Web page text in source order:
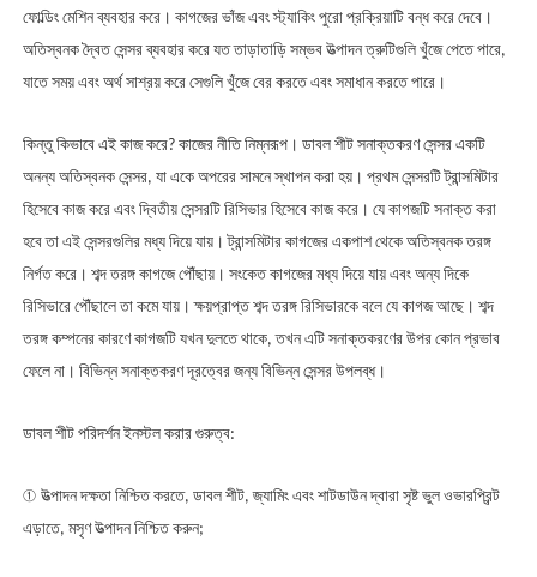
ফোল্ডিং মেশিন ব্যবহার করে। কাগজের ভাঁজ এবং স্ট্যাকিং পুরো প্রক্রিয়াটি বন্ধ করে দেবে।
অতিস্বনক দ্বৈত সেন্সর ব্যবহার করে যত তাড়াতাড়ি সম্ভব উত্পাদন ত্রুটিগুলি খুঁজে পেতে পারে,
যাতে সময় এবং অর্থ সাশ্রয় করে সেগুলি খুঁজে বের করতে এবং সমাধান করতে পারে।
কিন্তু কিভাবে এই কাজ করে? কাজের নীতি নিম্নরূপ। ডাবল শীট সনাক্তকরণ সেন্সর একটি
অনন্য অতিস্বনক সেন্সর, যা একে অপরের সামনে স্থাপন করা হয়। প্রথম সেন্সরটি ট্রান্সমিটার
হিসেবে কাজ করে এবং দ্বিতীয় সেন্সরটি রিসিভার হিসেবে কাজ করে। যে কাগজটি সনাক্ত করা
হবে তা এই সেন্সরগুলির মধ্য দিয়ে যায়। ট্রান্সমিটার কাগজের একপাশ থেকে অতিস্বনক তরঙ্গ
নির্গত করে। শব্দ তরঙ্গ কাগজে পৌঁছায়। সংকেত কাগজের মধ্য দিয়ে যায় এবং অন্য দিকে
রিসিভারে পৌঁছালে তা কমে যায়। ক্ষয়প্রাপ্ত শব্দ তরঙ্গ রিসিভারকে বলে যে কাগজ আছে। শব্দ
তরঙ্গ কম্পনের কারণে কাগজটি যখন দুলতে থাকে, তখন এটি সনাক্তকরণের উপর কোন প্রভাব
ফেলে না। বিভিন্ন সনাক্তকরণ দূরত্বের জন্য বিভিন্ন সেন্সর উপলব্ধ।
ডাবল শীট পরিদর্শন ইনস্টল করার গুরুত্ব:
① উত্পাদন দক্ষতা নিশ্চিত করতে, ডাবল শীট, জ্যামিং এবং শাটডাউন দ্বারা সৃষ্ট ভুল ওভারপ্রিন্ট
এড়াতে, মসৃণ উত্পাদন নিশ্চিত করুন;